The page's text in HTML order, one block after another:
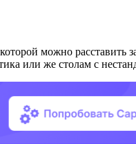
можно
или же столам с